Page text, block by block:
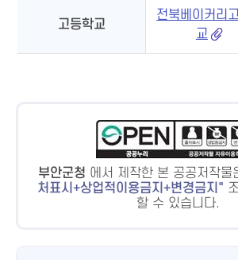
고등학교
전북베이커리
교
부안군청 에서 제작한 본 공공저작물
처표시+상업적이용금지+변경금지
할 수 있습니다.